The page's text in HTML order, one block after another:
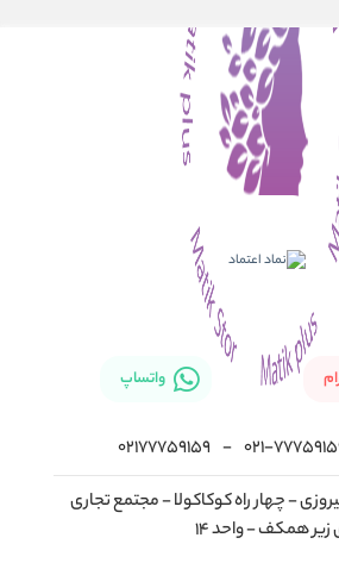
واتساپ
021-
-
02177759159
- چهار راه کوکاکولا - مجتمع تجاری
زیر همکف - واحد 14